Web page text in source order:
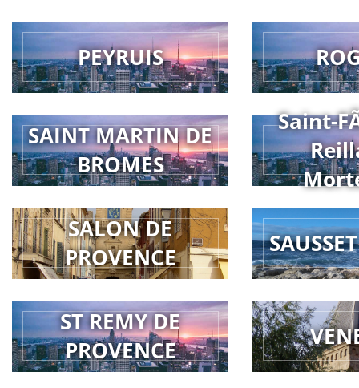
PEYRUIS
SAINT MARTIN DE
BROMES
Saint-
SALON DE
PROVENCE
ST REMY DE
PROVENCE